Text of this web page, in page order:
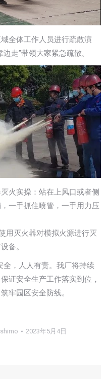
全体工作人员进行疏散演
走”带领大家紧急疏散。
火实操：站在上风口或者侧
一手抓住喷管，一手用力压
用灭火器对模拟火源进行灭
备。
全，人人有责。我厂将持续
证安全生产工作落实到位，
牢园区安全防线。
2023年5月4日